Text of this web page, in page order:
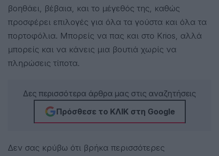
βοηθάει, βέβαια, και το μέγεθός της, καθώς
προσφέρει επιλογές για όλα τα γούστα και όλα τα
πορτοφόλια. Μπορείς να πας και στο Krios, αλλά
μπορείς και να κάνεις μια βουτιά χωρίς να
πληρώσεις τίποτα.
Δες περισσότερα άρθρα μας στις αναζητήσεις
Πρόσθεσε το ΚΛΙΚ στη Google
Δεν σας κρύβω ότι βρήκα περισσότερες